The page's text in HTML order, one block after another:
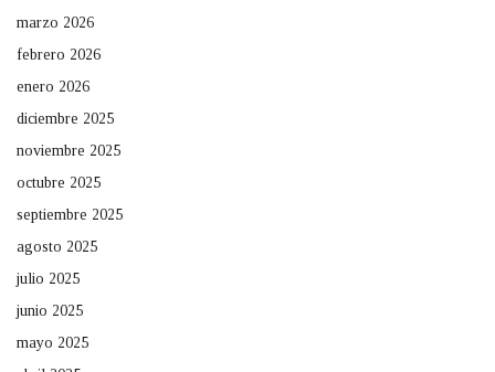
marzo 2026
febrero 2026
enero 2026
diciembre 2025
noviembre 2025
octubre 2025
septiembre 2025
agosto 2025
julio 2025
junio 2025
mayo 2025